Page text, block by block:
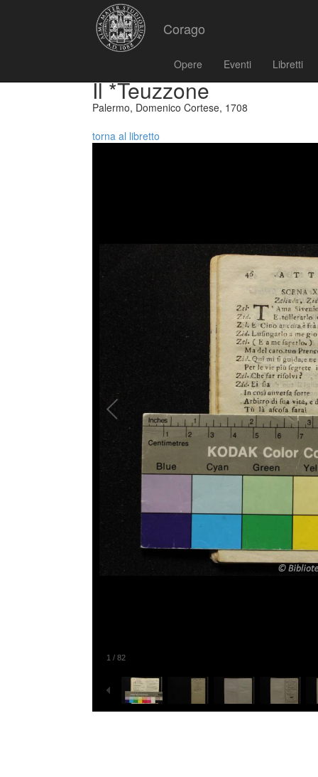
Corago
Opere Eventi Libretti
Il *Teuzzone
Palermo, Domenico Cortese, 1708
torna al libretto
1 / 82